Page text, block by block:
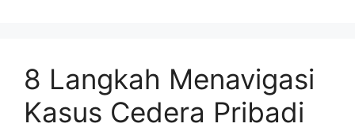
8 Langkah Menavigasi
Kasus Cedera Pribadi